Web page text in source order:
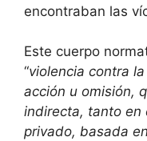
encontraban las
Este cuerpo
“violencia contra
acción u omisión,
indirecta, tanto en
privado, basada